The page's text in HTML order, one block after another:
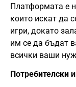
Платформата е
които искат да
игри, докато
им се да бъдат
всички ваши
Потребителски